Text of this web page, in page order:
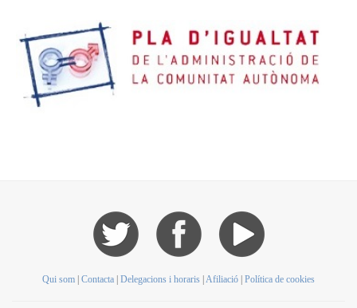
Qui som Contacta Delegacions i horaris Afiliació Política de cookies